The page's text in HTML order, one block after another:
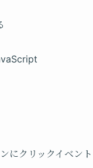
にクリックイベン